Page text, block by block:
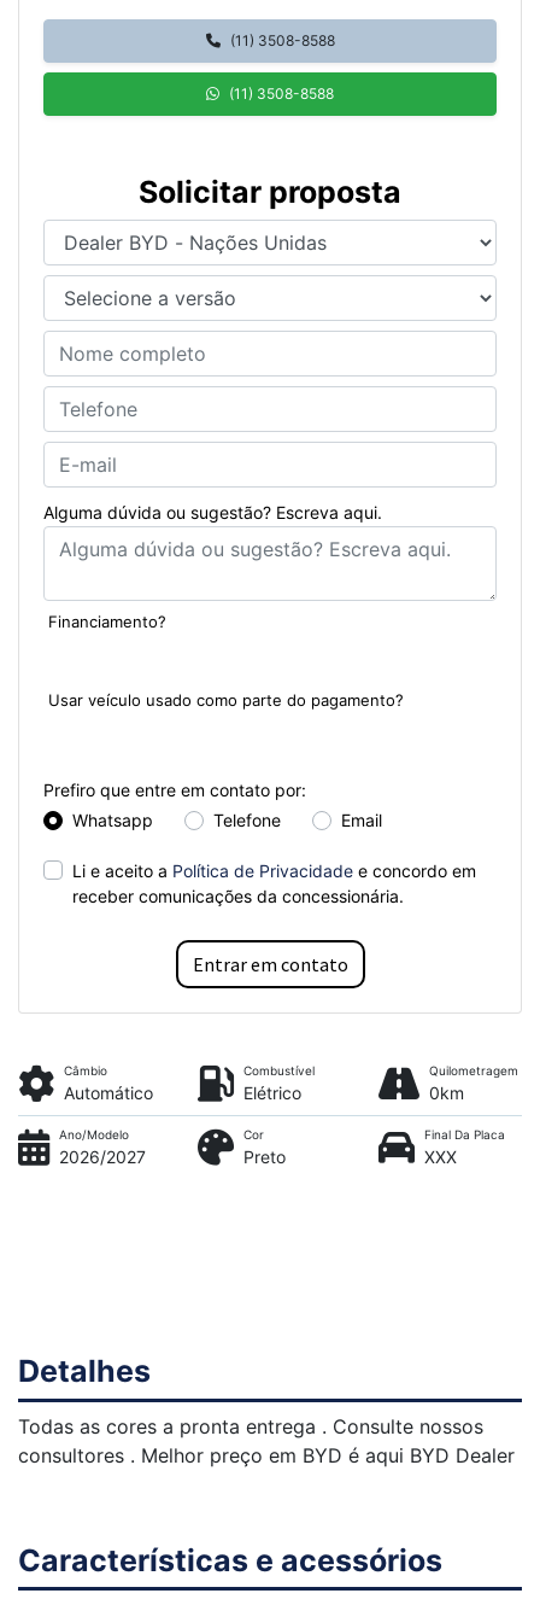
(11) 3508-8588
(11) 3508-8588
Solicitar proposta
Alguma dúvida ou sugestão? Escreva aqui.
Financiamento?
Usar veículo usado como parte do pagamento?
Prefiro que entre em contato por:
Whatsapp
Telefone Email
Li e aceito a Política de Privacidade e concordo em
receber comunicações da concessionária.
Entrar em contato
Câmbio
Automático
Combustível
Elétrico
Quilometragem
0km
Ano/Modelo
2026/2027
Cor
Preto
Final Da Placa
XXX
Detalhes
Todas as cores a pronta entrega . Consulte nossos
consultores . Melhor preço em BYD é aqui BYD Dealer
Características e acessórios